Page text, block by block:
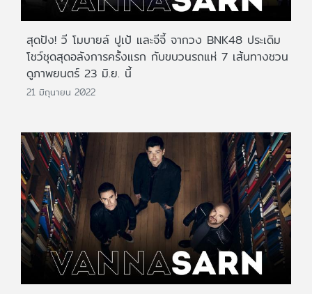
สุดปัง! วี โมบายล์ ปูเป้ และจีจี้ จากวง BNK48 ประเดิม
โชว์ชุดสุดอลังการครั้งแรก กับขบวนรถแห่ 7 เส้นทางชวน
ดูภาพยนตร์ 23 มิ.ย. นี้
21 มิถุนายน 2022